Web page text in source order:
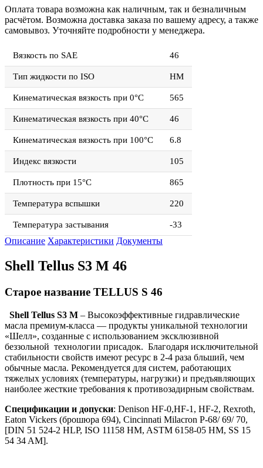
Оплата товара возможна как наличным, так и безналичным
расчётом. Возможна доставка заказа по вашему адресу, а также
самовывоз. Уточняйте подробности у менеджера.
Вязкость по SAE 46
Тип жидкости по ISO HM
Кинематическая вязкость при 0°C 565
Кинематическая вязкость при 40°C 46
Кинематическая вязкость при 100°C 6.8
Индекс вязкости 105
Плотность при 15°C 865
Температура вспышки 220
Температура застывания -33
Описание Характеристики Документы
Shell Tellus S3 M 46
Старое название TELLUS S 46
Shell Tellus S3 M – Высокоэффективные гидравлические
масла премиум-класса — продукты уникальной технологии
«Шелл», созданные с использованием эксклюзивной
беззольной технологии присадок. Благодаря исключительной
стабильности свойств имеют ресурс в 2-4 раза бльший, чем
обычные масла. Рекомендуется для систем, работающих
тяжелых условиях (температуры, нагрузки) и предъявляющих
наиболее жесткие требования к противозадирным свойствам.
Спецификации и допуски: Denison HF-0,HF-1, HF-2, Rexroth,
Eaton Vickers (брошюра 694), Cincinnati Milacron P-68/ 69/ 70,
[DIN 51 524-2 HLP, ISO 11158 HM, ASTM 6158-05 HM, SS 15
54 34 AM].